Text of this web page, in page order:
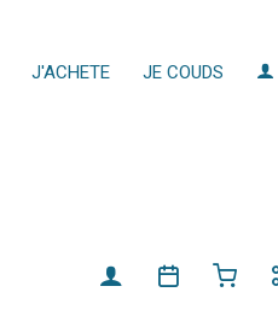
J'ACHETE JE COUDS